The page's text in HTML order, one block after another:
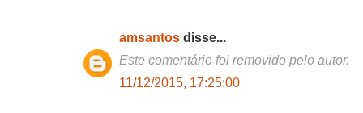
amsantos disse...
Este comentário foi removido pelo autor.
11/12/2015, 17:25:00